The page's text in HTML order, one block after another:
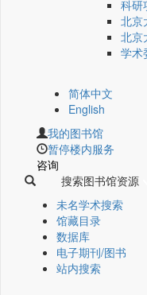
科研
北京
北京
学术
简体中文
English
我的图书馆
暂停楼内服务
咨询
搜索图书馆资源
未名学术搜索
馆藏目录
数据库
电子期刊/图书
站内搜索